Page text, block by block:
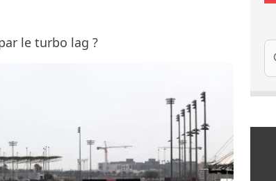
le turbo lag ?